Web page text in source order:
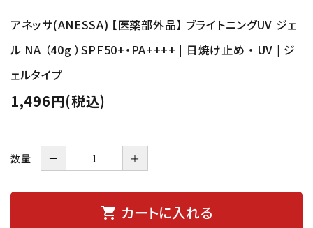
アネッサ(ANESSA) 【医薬部外品】 ブライトニングUV ジェ
ル NA （40g ）SPF50+・PA++++ | 日焼け止め ・ UV | ジ
ェルタイプ
1,496円(税込)
数量 － ＋
shopping_cart カートに入れる